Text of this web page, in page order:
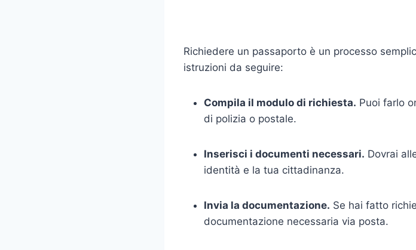
Richiedere un passaporto è un processo
istruzioni da seguire:
Compila il modulo di richiesta. Puoi farlo
di polizia o postale.
Inserisci i documenti necessari. Dovrai
identità e la tua cittadinanza.
Invia la documentazione. Se hai fatto
documentazione necessaria via posta.